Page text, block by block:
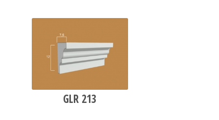
GLR 213